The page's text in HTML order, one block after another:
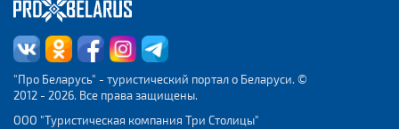
"Про Беларусь" - туристический портал о Беларуси. ©
2012 - 2026. Все права защищены.
ООО "Туристическая компания Три Столицы"